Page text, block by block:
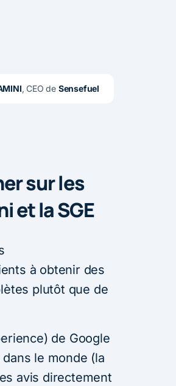
, CEO de Sensefuel
sur les
et la SGE
à obtenir des
plutôt que de
de Google
le monde (la
avis directement